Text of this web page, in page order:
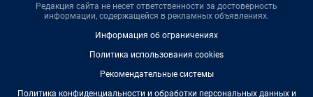
Редакция сайта не несет ответственности за достоверность
информации, содержащейся в рекламных объявлениях.
Информация об ограничениях
Политика использования cookies
Рекомендательные системы
Политика конфиденциальности и обработки персональных данных и